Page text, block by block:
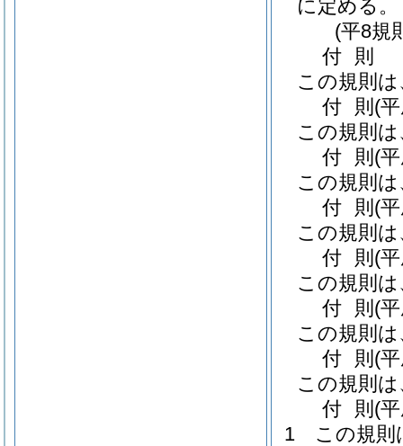
に定める。
(平8規
付 則
この規則
付 則 (
この規則
付 則 (
この規則
付 則 (
この規則
付 則 (
この規則
付 則 (
この規則
付 則 (
この規則
付 則 (
1
この規則